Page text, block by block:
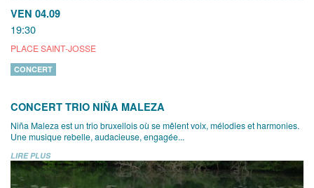
VEN 04.09
19:30
PLACE SAINT-JOSSE
CONCERT
CONCERT TRIO NIÑA MALEZA
Niña Maleza est un trio bruxellois où se mêlent voix, mélodies et harmonies.
Une musique rebelle, audacieuse, engagée...
LIRE PLUS